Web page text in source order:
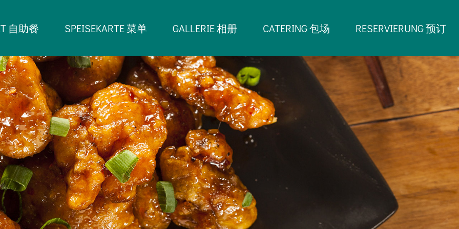
自助餐 SPEISEKARTE 菜单 GALLERIE 相册 CATERING 包场 RESERVIERUNG 预订